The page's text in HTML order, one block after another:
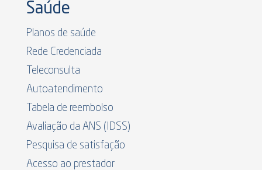
Saúde
Planos de saúde
Rede Credenciada
Teleconsulta
Autoatendimento
Tabela de reembolso
Avaliação da ANS (IDSS)
Pesquisa de satisfação
Acesso ao prestador